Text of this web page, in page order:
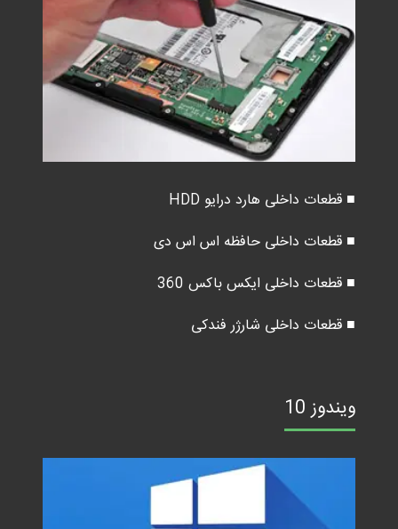
■ قطعات داخلی هارد درایو HDD
■ قطعات داخلی حافظه اس اس دی
■ قطعات داخلی ایکس باکس 360
■ قطعات داخلی شارژر فندکی
ویندوز 10